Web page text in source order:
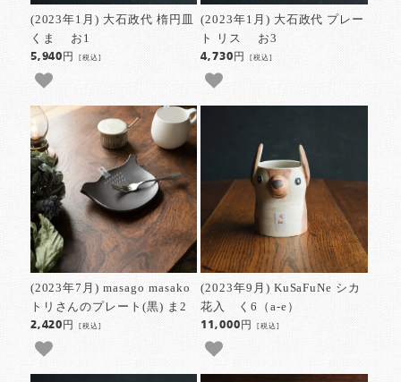
(2023年1月) 大石政代 楕円皿
くま お1
5,940円[税込]
(2023年1月) 大石政代 プレー
ト リス お3
4,730円 [税込]
(2023年7月) masago masako
トリさんのプレート(黒) ま2
2,420円[税込]
(2023年9月) KuSaFuNe シカ
花入 く6（a-e）
11,000円 [税込]